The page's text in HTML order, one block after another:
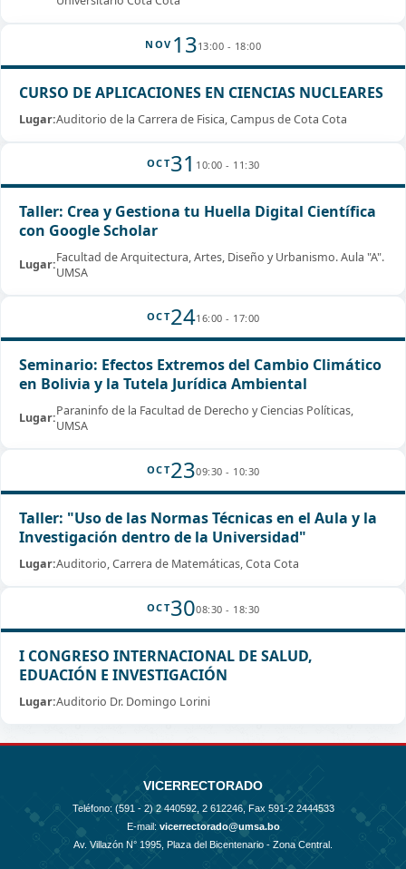
NOV 1313:00 - 18:00
CURSO DE APLICACIONES EN CIENCIAS NUCLEARES
Lugar:Auditorio de la Carrera de Fisica, Campus de Cota Cota
OCT31 10:00 - 11:30
Taller: Crea y Gestiona tu Huella Digital Científica
con Google Scholar
Lugar:Facultad de Arquitectura, Artes, Diseño y Urbanismo. Aula "A".
UMSA
OCT2416:00 - 17:00
Seminario: Efectos Extremos del Cambio Climático
en Bolivia y la Tutela Jurídica Ambiental
Lugar:Paraninfo de la Facultad de Derecho y Ciencias Políticas,
UMSA
OCT2309:30 - 10:30
Taller: "Uso de las Normas Técnicas en el Aula y la
Investigación dentro de la Universidad"
Lugar:Auditorio, Carrera de Matemáticas, Cota Cota
OCT3008:30 - 18:30
I CONGRESO INTERNACIONAL DE SALUD,
EDUACIÓN E INVESTIGACIÓN
Lugar:Auditorio Dr. Domingo Lorini
VICERRECTORADO
Teléfono: (591 - 2) 2 440592, 2 612246, Fax 591-2 2444533
E-mail: vicerrectorado@umsa.bo
Av. Villazón N° 1995, Plaza del Bicentenario - Zona Central.